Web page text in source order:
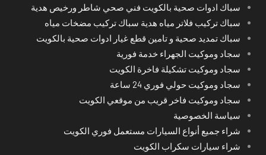
سباك ادوات صحية بالكويت فني صحي شاطر ورخيص هدية
سباك تركيب فلاتر مياه هدية سباك تركيب مضخات مياه
سباك تمديد صحية و تامين قطع غيار ادوات صحية بالكويت
سجاد وموكيت الجهراء خدمة فورية
سجاد وموكيت تشكيلة فاخرة الكويت
سجاد وموكيت حولي فوري 24 ساعة
سجاد وموكيت فاخر قريب من موقعي الكويت
سياسة الخصوصية
شراء جميع أنواع السيارات مستعمل فوري الكويت
شراء سيارات سكراب الكويت